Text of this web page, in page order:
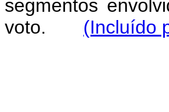
segmentos
voto. (Incluído